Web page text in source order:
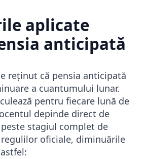
aplicate
anticipată
reținut că pensia anticipată
a cuantumului lunar.
pentru fiecare lună de
depinde direct de
stagiul complet de
oficiale, diminuările